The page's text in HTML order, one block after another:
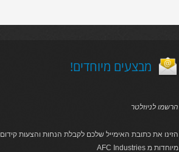
!מבצעים מיוחדים
הרשמו לניוזלטר
הזינו את כתובת האימייל שלכם לקבלת הנחות והצעות קידום
AFC Industries מיוחדות מ